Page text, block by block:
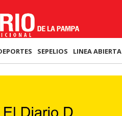
SEPELIOS LINEA ABIERTA